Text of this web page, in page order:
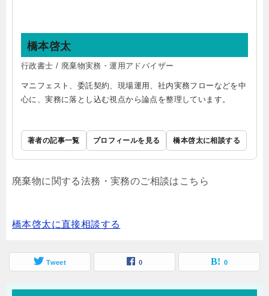
橋本啓太
行政書士 / 廃棄物実務・運用アドバイザー
マニフェスト、委託契約、現場運用、社内実務フローなどを中
心に、実務に落とし込む視点から論点を整理しています。
著者の記事一覧 プロフィールを見る 橋本啓太に相談する
廃棄物に関する法務・実務のご相談はこちら
橋本啓太に直接相談する
Tweet 0 0